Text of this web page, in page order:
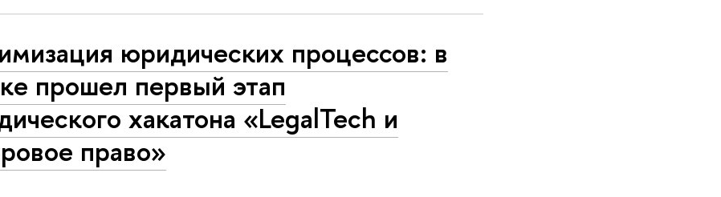
юридических процессов: в
прошел первый этап
хакатона «LegalTech и
право»